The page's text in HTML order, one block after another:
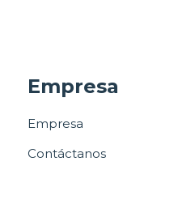
Empresa
Empresa
Contáctanos